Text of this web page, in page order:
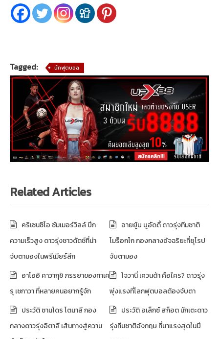
Tagged: นักฟุตบอล
Related Articles
คริเซนซิโอ ซัมเมอร์วิลล์ ปีก
ความเร็วสูง ดาวรุ่งชาวดัตช์ที่น่า
จับตามองในพรีเมียร์ลีก
อายยู้บ บูอัดดี้ ดาวรุ่งทีมชาติ
โมร็อกโก กองกลางอัจฉริยะที่ยุโรป
จับตามอง
อาโออิ คาวากุชิ ภรรยาของทาเค
รุ เซกาวา ที่หลายคนอยากรู้จัก
โจวานี่ เควนด้า คือใคร? ดาวรุ่ง
พุ่งแรงที่โลกฟุตบอลต้องจับตา
ประวัติ ซานโดร โตนาลี กอง
กลางดาวรุ่งอิตาลี เส้นทางสู่ความ
ประวัติ อเล็กซ์ สก็อต นักเตะดาว
รุ่งทีมชาติอังกฤษ ที่มาแรงสุดในปี